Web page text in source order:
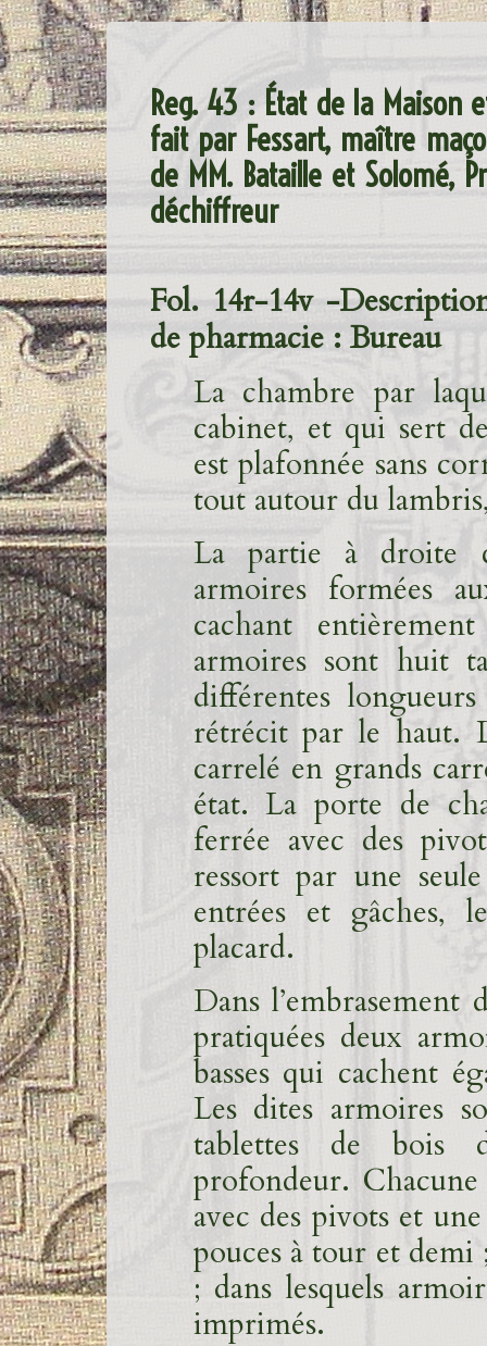
Reg. 43 : État de la Maison
fait par Fessart, maître
de MM. Bataille et Solomé,
déchiffreur
Fol. 14r-14v -
de pharmacie : Bureau
La chambre par
cabinet, et qui sert
est plafonnée sans
tout autour du
La partie à droite
armoires formées
cachant
armoires sont huit
différentes
rétrécit par le haut.
carrelé en grands
état. La porte de
ferrée avec des
ressort par une
entrées et gâches,
placard.
Dans
pratiquées deux
basses qui cachent
Les dites armoires
tablettes de bois
profondeur.
avec des pivots et
pouces à tour et demi
; dans lesquels
imprimés.